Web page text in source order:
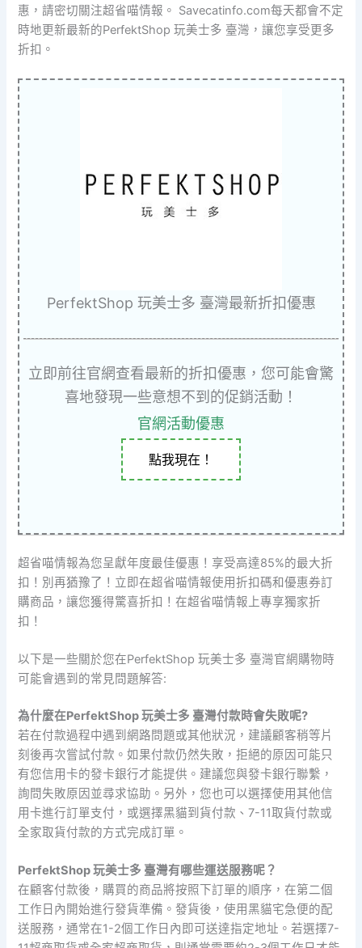
惠，請密切關注超省喵情報。 Savecatinfo.com每天都會不定
時地更新最新的PerfektShop 玩美士多 臺灣，讓您享受更多
折扣。
PerfektShop 玩美士多 臺灣最新折扣優惠
立即前往官網查看最新的折扣優惠，您可能會驚
喜地發現一些意想不到的促銷活動！
官網活動優惠
點我現在！
超省喵情報為您呈獻年度最佳優惠！享受高達85%的最大折
扣！別再猶豫了！立即在超省喵情報使用折扣碼和優惠券訂
購商品，讓您獲得驚喜折扣！在超省喵情報上專享獨家折
扣！
以下是一些關於您在PerfektShop 玩美士多 臺灣官網購物時
可能會遇到的常見問題解答:
為什麼在PerfektShop 玩美士多 臺灣付款時會失敗呢?
若在付款過程中遇到網路問題或其他狀況，建議顧客稍等片
刻後再次嘗試付款。如果付款仍然失敗，拒絕的原因可能只
有您信用卡的發卡銀行才能提供。建議您與發卡銀行聯繫，
詢問失敗原因並尋求協助。另外，您也可以選擇使用其他信
用卡進行訂單支付，或選擇黑貓到貨付款、7-11取貨付款或
全家取貨付款的方式完成訂單。
PerfektShop 玩美士多 臺灣有哪些運送服務呢？
在顧客付款後，購買的商品將按照下訂單的順序，在第二個
工作日內開始進行發貨準備。發貨後，使用黑貓宅急便的配
送服務，通常在1-2個工作日內即可送達指定地址。若選擇7-